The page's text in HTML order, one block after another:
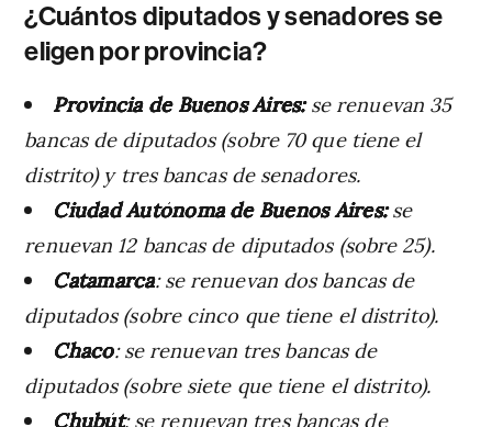
¿Cuántos diputados y senadores se
eligen por provincia?
Provincia de Buenos Aires:se renuevan 35
bancas de diputados (sobre 70 que tiene el
distrito) y tres bancas de senadores.
Ciudad Autónoma de Buenos Aires:se
renuevan 12 bancas de diputados (sobre 25).
Catamarca: se renuevan dos bancas de
diputados (sobre cinco que tiene el distrito).
Chaco: se renuevan tres bancas de
diputados (sobre siete que tiene el distrito).
Chubút: se renuevan tres bancas de